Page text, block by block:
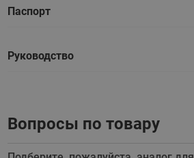
Паспорт
Руководство
Вопросы по товару